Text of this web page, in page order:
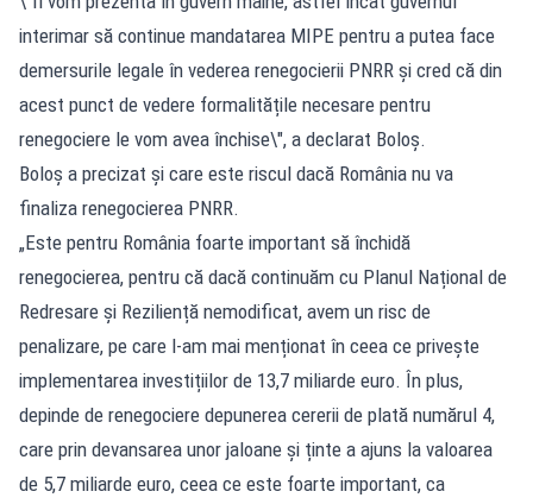
interimar să continue mandatarea MIPE pentru a putea face
demersurile legale în vederea renegocierii PNRR și cred că din
acest punct de vedere formalitățile necesare pentru
renegociere le vom avea închise\", a declarat Boloș.
Boloș a precizat și care este riscul dacă România nu va
finaliza renegocierea PNRR.
„Este pentru România foarte important să închidă
renegocierea, pentru că dacă continuăm cu Planul Național de
Redresare și Reziliență nemodificat, avem un risc de
penalizare, pe care l-am mai menționat în ceea ce privește
implementarea investițiilor de 13,7 miliarde euro. În plus,
depinde de renegociere depunerea cererii de plată numărul 4,
care prin devansarea unor jaloane și ținte a ajuns la valoarea
de 5,7 miliarde euro, ceea ce este foarte important, ca